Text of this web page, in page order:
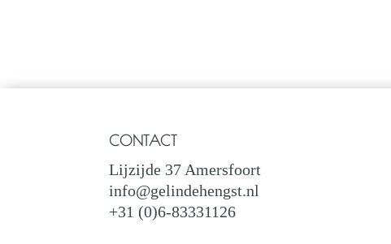
CONTACT
Lijzijde 37 Amersfoort
info@gelindehengst.nl
+31 (0)6-83331126